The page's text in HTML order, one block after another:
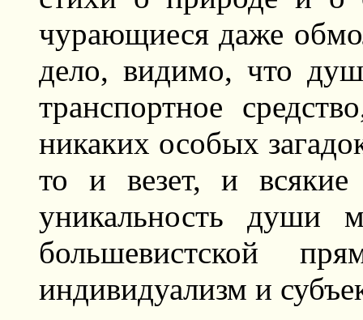
чурающиеся даже
дело, видимо, что
транспортное
никаких особых
то и везет, и всякие
уникальность
большевистской
индивидуализм и